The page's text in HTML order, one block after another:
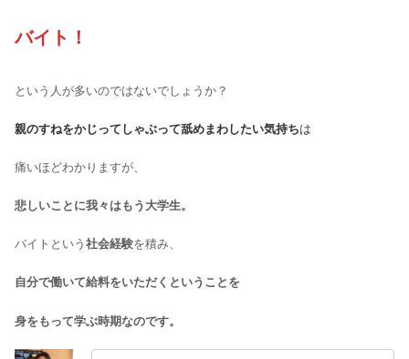
バイト！
という人が多いのではないでしょうか？
親のすねをかじってしゃぶって舐めまわしたい気持ちは
痛いほどわかりますが、
悲しいことに我々はもう大学生。
バイトという 社会経験を積み、
自分で働いて給料をいただくということを
身をもって学ぶ時期なのです。